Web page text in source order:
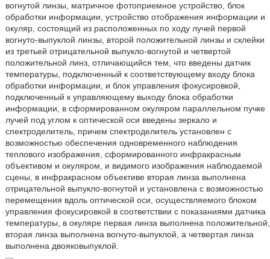
вогнутой линзы, матричное фотоприемное устройство, блок
обработки информации, устройство отображения информации и
окуляр, состоящий из расположенных по ходу лучей первой
вогнуто-выпуклой линзы, второй положительной линзы и склейки
из третьей отрицательной выпукло-вогнутой и четвертой
положительной линз, отличающийся тем, что введены датчик
температуры, подключенный к соответствующему входу блока
обработки информации, и блок управления фокусировкой,
подключенный к управляющему выходу блока обработки
информации, в сформированном окуляром параллельном пучке
лучей под углом к оптической оси введены зеркало и
спектроделитель, причем спектроделитель установлен с
возможностью обеспечения одновременного наблюдения
теплового изображения, сформированного инфракрасным
объективом и окуляром, и видимого изображения наблюдаемой
сцены, в инфракрасном объективе вторая линза выполнена
отрицательной выпукло-вогнутой и установлена с возможностью
перемещения вдоль оптической оси, осуществляемого блоком
управления фокусировкой в соответствии с показаниями датчика
температуры, в окуляре первая линза выполнена положительной,
вторая линза выполнена вогнуто-выпуклой, а четвертая линза
выполнена двояковыпуклой.